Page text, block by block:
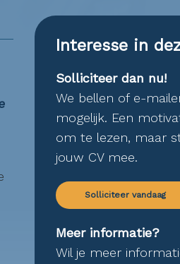
Interesse in
Solliciteer dan nu!
We bellen of e-
mogelijk. Een
om te lezen, maar
jouw CV mee.
Solliciteer vandaag
Meer informatie?
Wil je meer